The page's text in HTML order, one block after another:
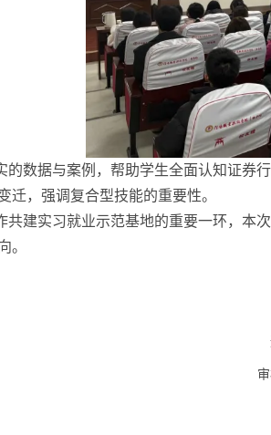
的数据与案例，帮助学生全面认知证券
迁，强调复合型技能的重要性。
共建实习就业示范基地的重要一环，本
。